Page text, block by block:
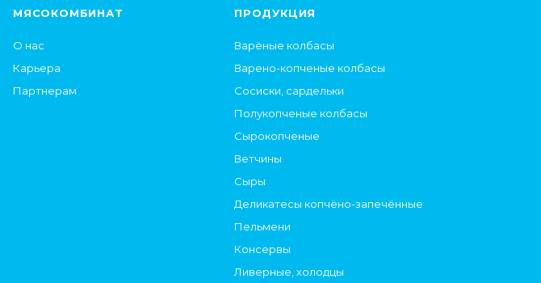
МЯСОКОМБИНАТ
О нас
Карьера
Партнерам
ПРОДУКЦИЯ
Варёные колбасы
Варено-копченые колбасы
Сосиски, сардельки
Полукопченые колбасы
Сырокопченые
Ветчины
Сыры
Деликатесы копчёно-запечённые
Пельмени
Консервы
Ливерные, холодцы